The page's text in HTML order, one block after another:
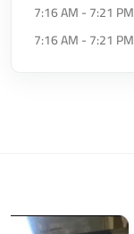
7:16 AM - 7:21 PM
7:16 AM - 7:21 PM